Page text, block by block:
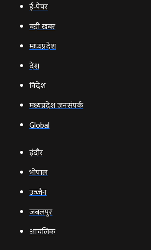
ई‑पेपर
बड़ी खबर
मध्‍यप्रदेश
देश
विदेश
मध्यप्रदेश जनसंपर्क
Global
इंदौर
भोपाल
उज्‍जैन
जबलपुर
आचंलिक